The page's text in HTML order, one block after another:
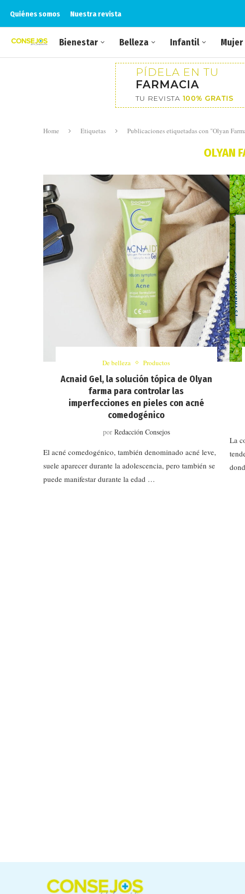
Quiénes somos Nuestra revista
Bienestar Belleza Infantil Mujer
PÍDELA EN TU
FARMACIA
TU REVISTA 100% GRATIS
Home Etiquetas Publicaciones etiquetadas con "Olyan
OLYAN
De belleza Productos
Acnaid Gel, la solución tópica de Olyan
farma para controlar las
imperfecciones en pieles con acné
comedogénico
por Redacción Consejos
El acné comedogénico, también denominado acné leve,
suele aparecer durante la adolescencia, pero también se
puede manifestar durante la edad …
La